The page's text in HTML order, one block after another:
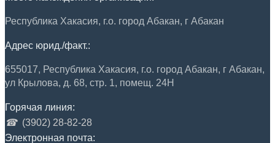
Республика Хакасия, г.о. город Абакан, г Абакан
Адрес юрид./факт.:
655017, Республика Хакасия, г.о. город Абакан, г Абакан,
ул Крылова, д. 68, стр. 1, помещ. 24Н
Горячая линия:
☎ (3902) 28-82-28
Электронная почта: